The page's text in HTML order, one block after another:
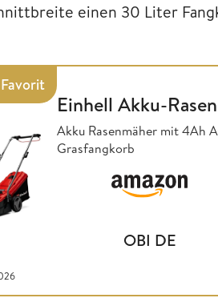
einen 30 Liter
Einhell Akku-
Akku Rasenmäher mit 4Ah
Grasfangkorb
OBI DE